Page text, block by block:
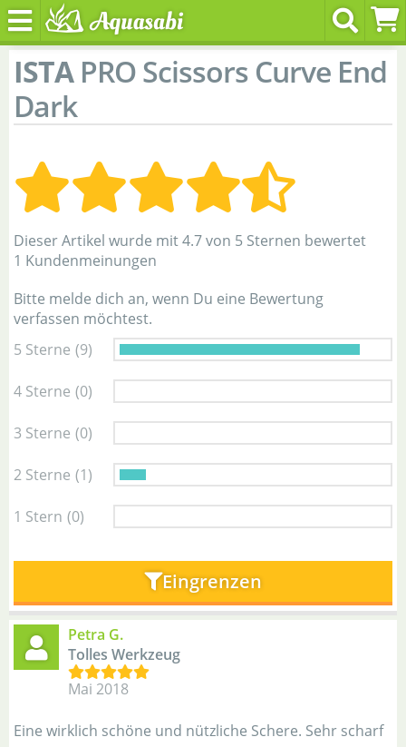
ISTAPRO Scissors Curve End
Dark
Dieser Artikel wurde mit 4.7 von 5 Sternen bewertet
1 Kundenmeinungen
Bitte melde dich an, wenn Du eine Bewertung
verfassen möchtest.
5 Sterne (9)
4 Sterne (0)
3 Sterne (0)
2 Sterne (1)
1 Stern (0)
Eingrenzen
Petra G.
Tolles Werkzeug
Mai 2018
Eine wirklich schöne und nützliche Schere. Sehr scharf